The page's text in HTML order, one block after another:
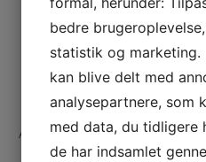
Bliv kontaktet
Hos Gadeberg Auto får du
rådgivning, samt
At handle med biler, er for
nærmere
bedre
statistik og marketing.
kan blive delt med
analysepartnere, som
med data, du tidligere
de har indsamlet